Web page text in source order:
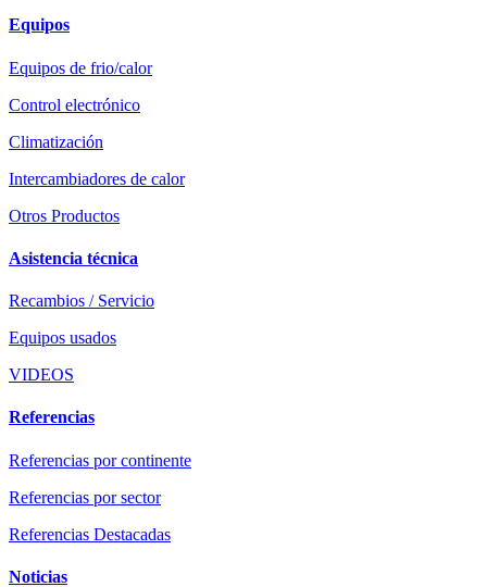
Equipos
Equipos de frio/calor
Control electrónico
Climatización
Intercambiadores de calor
Otros Productos
Asistencia técnica
Recambios / Servicio
Equipos usados
VIDEOS
Referencias
Referencias por continente
Referencias por sector
Referencias Destacadas
Noticias